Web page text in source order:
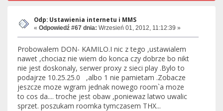
Odp: Ustawienia internetu i MMS
« Odpowiedź #67 dnia: Wrzesień 01, 2012, 11:12:39 »
Probowalem DON- KAMILO.I nic z tego ,ustawialem
nawet ,chociaz nie wiem do konca czy dobrze bo nikt
nie jest doskonaly, serwer proxy z sieci play .Bylo to
podajrze 10.25.25.0 ,albo 1 nie pamietam .Zobacze
jeszcze moze wgram jednak nowego room`a moze
to cos da.... troche jest obaw ,poniewaz latwo uwalic
sprzet. poszukam roomka tymczasem THX...